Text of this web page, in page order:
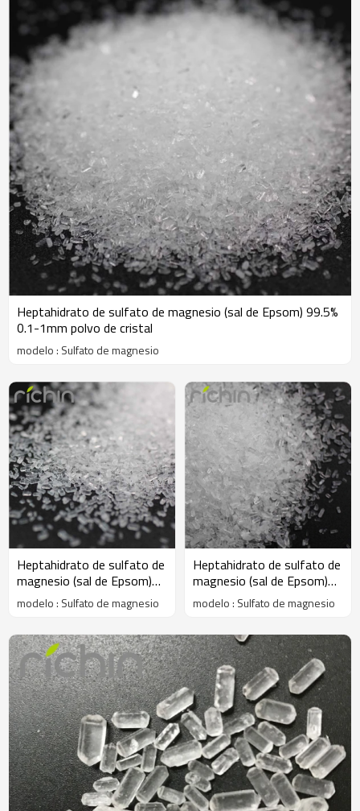
Heptahidrato de sulfato de magnesio (sal de Epsom) 99.5%
0.1-1mm polvo de cristal
modelo : Sulfato de magnesio
Heptahidrato de sulfato de
magnesio (sal de Epsom)
99.5% 1-3 mm de cristal
modelo : Sulfato de magnesio
Heptahidrato de sulfato de
magnesio (sal de Epsom)
99.5% 2-4 mm de cristal
modelo : Sulfato de magnesio